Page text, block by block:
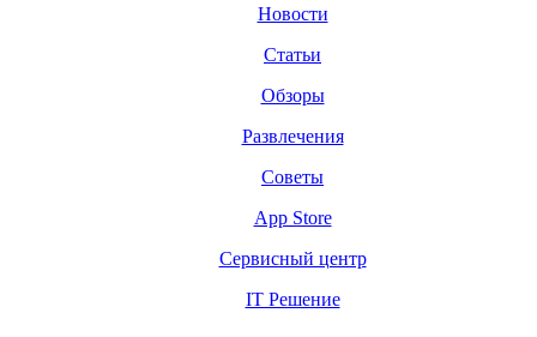
Новости
Статьи
Обзоры
Развлечения
Советы
App Store
Сервисный центр
IT Решение